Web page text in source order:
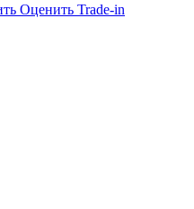
Оценить Trade-in